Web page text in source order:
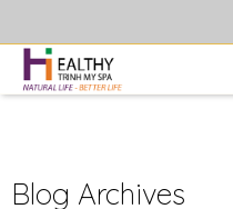
Blog Archives